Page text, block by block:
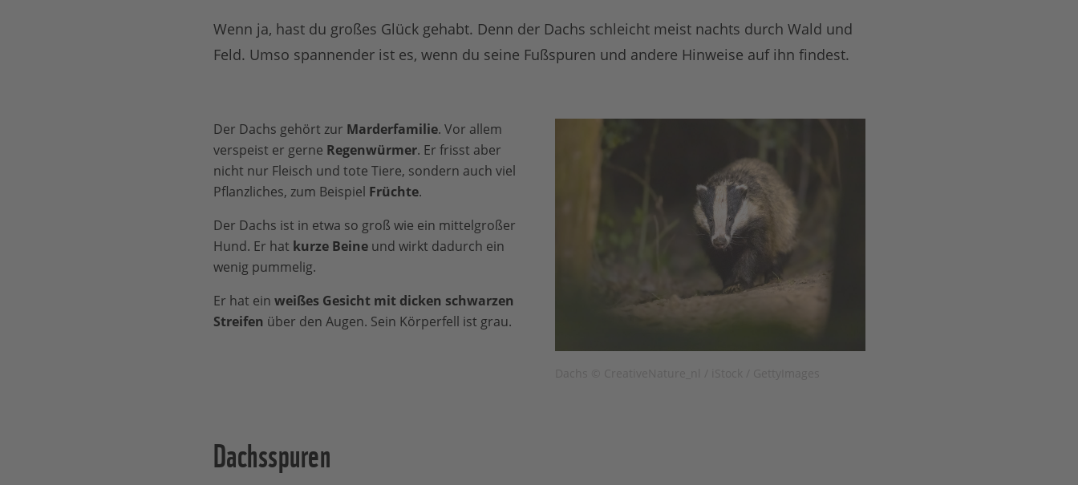
Wenn ja, hast du großes Glück gehabt. Denn der Dachs schleicht meist nachts durch Wald und
Feld. Umso spannender ist es, wenn du seine Fußspuren und andere Hinweise auf ihn findest.
Der Dachs gehört zur Marderfamilie. Vor allem
verspeist er gerne Regenwürmer. Er frisst aber
nicht nur Fleisch und tote Tiere, sondern auch viel
Pflanzliches, zum Beispiel Früchte.
Der Dachs ist in etwa so groß wie ein mittelgroßer
Hund. Er hat kurze Beineund wirkt dadurch ein
wenig pummelig.
Er hat ein weißes Gesicht mit dicken schwarzen
Streifen über den Augen. Sein Körperfell ist grau.
Dachsspuren